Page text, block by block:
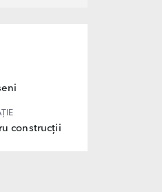
construcții